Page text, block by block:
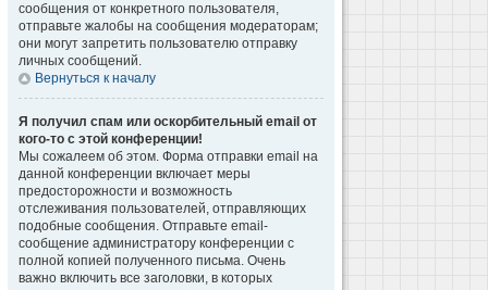
сообщения от конкретного пользователя,
отправьте жалобы на сообщения модераторам;
они могут запретить пользователю отправку
личных сообщений.
Вернуться к началу
Я получил спам или оскорбительный email от
кого-то с этой конференции!
Мы сожалеем об этом. Форма отправки email на
данной конференции включает меры
предосторожности и возможность
отслеживания пользователей, отправляющих
подобные сообщения. Отправьте email-
сообщение администратору конференции с
полной копией полученного письма. Очень
важно включить все заголовки, в которых